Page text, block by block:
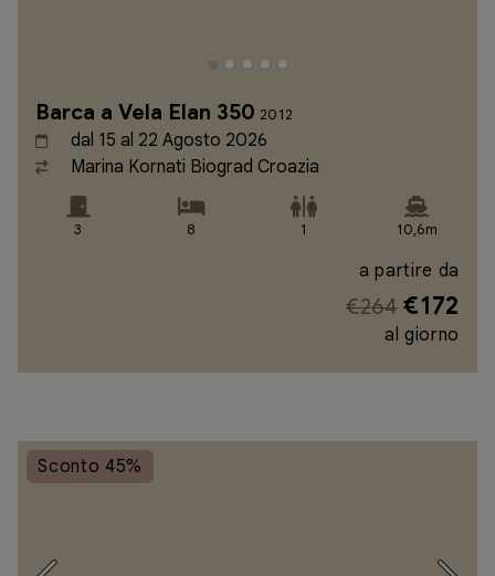
Barca a Vela Elan 350 2012
dal 15 al 22 Agosto 2026
Marina Kornati Biograd Croazia
3 8 1 10,6m
a partire da
€264 €172
al giorno
Sconto 45%